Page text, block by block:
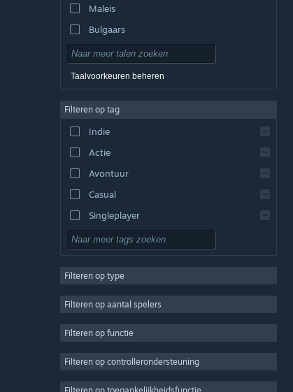
Maleis
Bulgaars
Tsjechisch
Deens
Engels
Spaans - Spanje
Spaans - Latijns-Amerika
Taalvoorkeuren beheren
Filteren op tag
Indie
Actie
Avontuur
Casual
Singleplayer
Sim
Strategie
3D
Gratis te spelen
Filteren op type
Filteren op aantal spelers
Filteren op functie
Filteren op controllerondersteuning